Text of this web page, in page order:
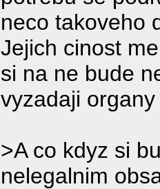
neco takoveho
Jejich cinost
si na ne bude
vyzadaji
>A co kdyz si
nelegalnim